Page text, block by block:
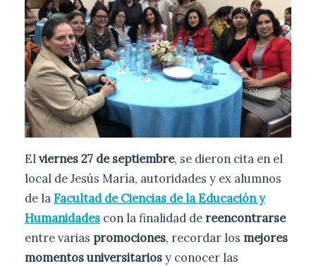
Elviernes 27 de septiembre, se dieron cita en el
local de Jesús María, autoridades y ex alumnos
de laFacultad de Ciencias de la Educación y
Humanidades con la finalidad de reencontrarse
entre varias promociones, recordar los mejores
momentos universitariosy conocer las